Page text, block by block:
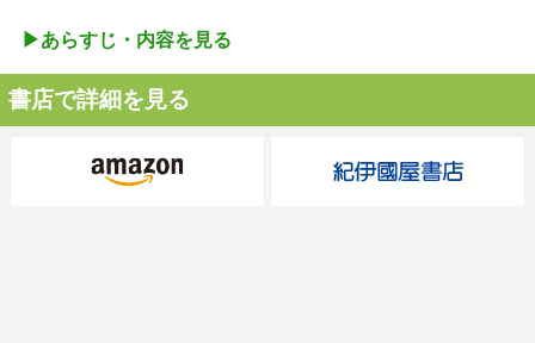
▶︎あらすじ・内容を見る
書店で詳細を見る